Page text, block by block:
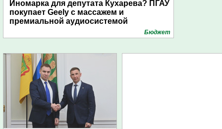
Иномарка для депутата Кухарева? ПГАУ
покупает Geely с массажем и
премиальной аудиосистемой
Бюджет